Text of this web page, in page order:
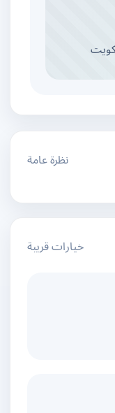
نظرة عامة
خيارات قريبة